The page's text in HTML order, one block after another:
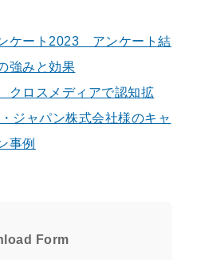
ケート2023 アンケート結
強みと効果
クロスメディアで認知拡
ジャパン株式会社様のキャ
事例
Form